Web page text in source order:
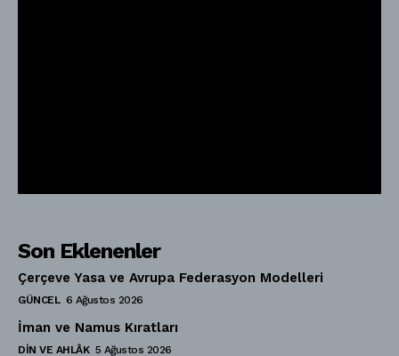
Son Eklenenler
Çerçeve Yasa ve Avrupa Federasyon Modelleri
GÜNCEL 6 Ağustos 2026
İman ve Namus Kıratları
DIN VE AHLÂK 5 Ağustos 2026